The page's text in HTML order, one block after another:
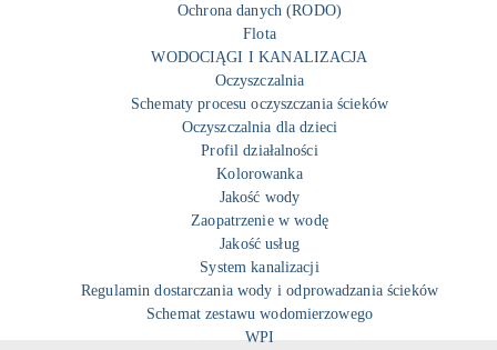
Ochrona danych (RODO)
Flota
WODOCIĄGI I KANALIZACJA
Oczyszczalnia
Schematy procesu oczyszczania ścieków
Oczyszczalnia dla dzieci
Profil działalności
Kolorowanka
Jakość wody
Zaopatrzenie w wodę
Jakość usług
System kanalizacji
Regulamin dostarczania wody i odprowadzania ścieków
Schemat zestawu wodomierzowego
WPI